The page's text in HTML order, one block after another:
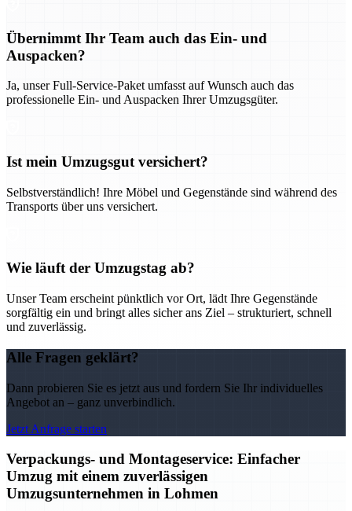
Übernimmt Ihr Team auch das Ein- und
Auspacken?
Ja, unser Full-Service-Paket umfasst auf Wunsch auch das
professionelle Ein- und Auspacken Ihrer Umzugsgüter.
Ist mein Umzugsgut versichert?
Selbstverständlich! Ihre Möbel und Gegenstände sind während des
Transports über uns versichert.
Wie läuft der Umzugstag ab?
Unser Team erscheint pünktlich vor Ort, lädt Ihre Gegenstände
sorgfältig ein und bringt alles sicher ans Ziel – strukturiert, schnell
und zuverlässig.
Alle Fragen geklärt?
Dann probieren Sie es jetzt aus und fordern Sie Ihr individuelles
Angebot an – ganz unverbindlich.
Jetzt Anfrage starten
Verpackungs- und Montageservice: Einfacher
Umzug mit einem zuverlässigen
Umzugsunternehmen in Lohmen